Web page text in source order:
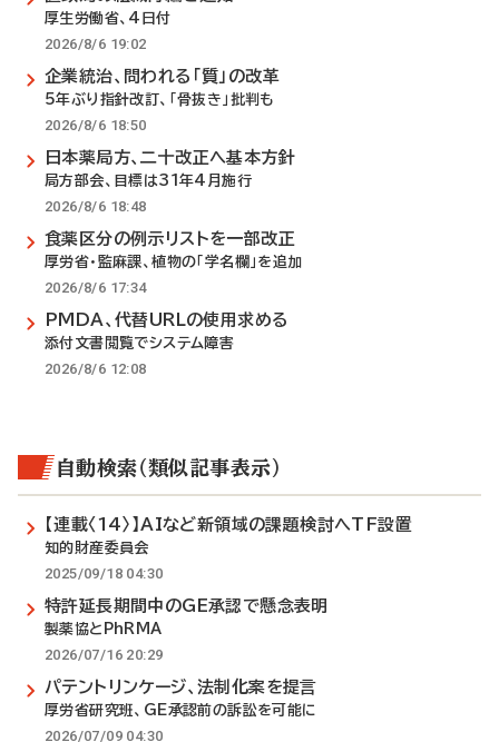
厚生労働省、4日付
2026/8/6 19:02
企業統治、問われる「質」の改革
5年ぶり指針改訂、「骨抜き」批判も
2026/8/6 18:50
日本薬局方、二十改正へ基本方針
局方部会、目標は31年4月施行
2026/8/6 18:48
食薬区分の例示リストを一部改正
厚労省・監麻課、植物の「学名欄」を追加
2026/8/6 17:34
PMDA、代替URLの使用求める
添付文書閲覧でシステム障害
2026/8/6 12:08
自動検索（類似記事表示）
【連載〈14〉】AIなど新領域の課題検討へTF設置
知的財産委員会
2025/09/18 04:30
特許延長期間中のGE承認で懸念表明
製薬協とPhRMA
2026/07/16 20:29
パテントリンケージ、法制化案を提言
厚労省研究班、GE承認前の訴訟を可能に
2026/07/09 04:30